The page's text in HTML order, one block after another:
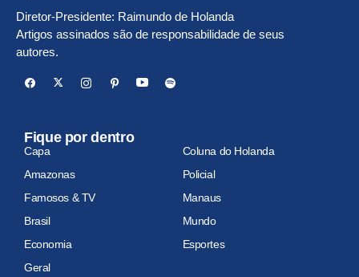
Diretor-Presidente: Raimundo de Holanda
Artigos assinados são de responsabilidade de seus
autores.
Fique por dentro
Capa
Coluna do Holanda
Amazonas
Policial
Famosos & TV
Manaus
Brasil
Mundo
Economia
Esportes
Geral